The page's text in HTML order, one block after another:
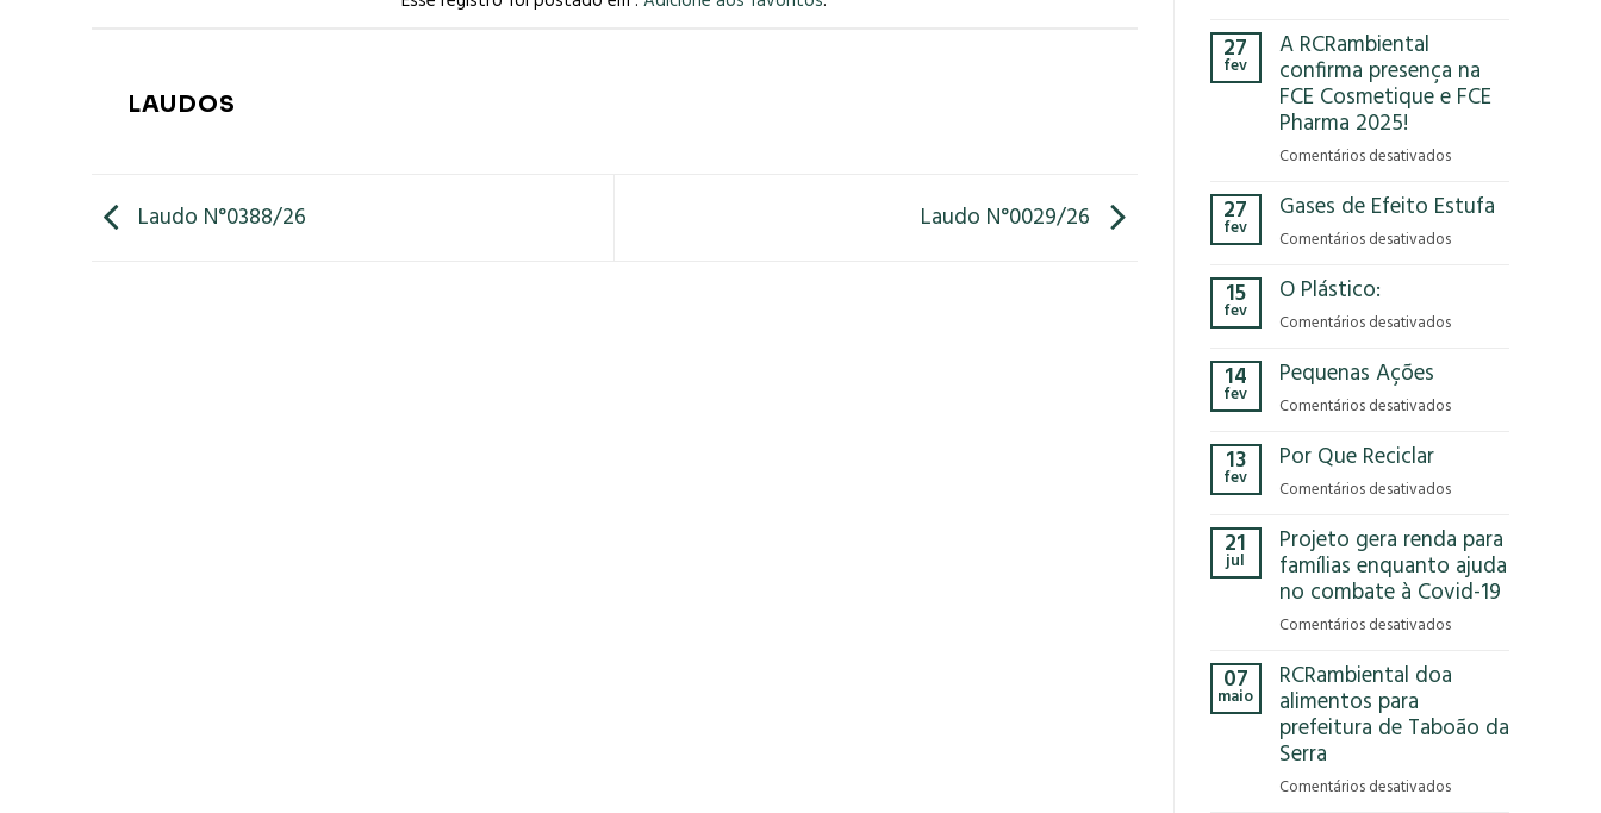
LAUDOS
Laudo N°0388/26 Laudo N°0029/26
parou
para
impacto
que
o
modelo
no
27
fev
A RCRambiental
confirma presença na
FCE Cosmetique e FCE
Pharma 2025!
Comentários desativadosem
RCRambiental
confirma
Cosmetique
Pharma
27
fev
Gases de Efeito Estufa
Comentários desativadosem
Efeito
15
fev
O Plástico:
Comentários desativadosem
14
fev
Pequenas Ações
Comentários desativadosem
13
fev
Por Que Reciclar
Comentários desativadosem
Que
Reciclar
21
jul
Projeto gera renda para
famílias enquanto ajuda
no combate à Covid-19
Comentários desativadosem
gera
para
ajuda
07
maio
RCRambiental doa
alimentos para
prefeitura de Taboão da
Serra
Comentários desativadosem